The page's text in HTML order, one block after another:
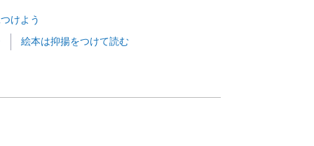
けよう
絵本は抑揚をつけて読む